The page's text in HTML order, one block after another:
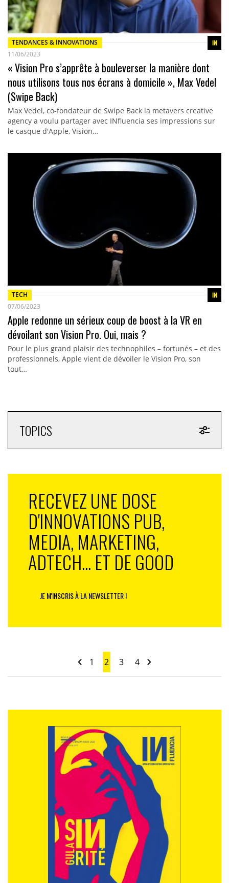
TENDANCES & INNOVATIONS
11/06/2023
« Vision Pro s’apprête à bouleverser la manière dont
nous utilisons tous nos écrans à domicile », Max Vedel
(Swipe Back)
Max Vedel, co-fondateur de Swipe Back la metavers creative
agency a voulu partager avec INfluencia ses impressions sur
le casque d'Apple, Vision…
TECH
07/06/2023
Apple redonne un sérieux coup de boost à la VR en
dévoilant son Vision Pro. Oui, mais ?
Pour le plus grand plaisir des technophiles – fortunés – et des
professionnels, Apple vient de dévoiler le Vision Pro, son
tout…
TOPICS
RECEVEZ UNE DOSE
D'INNOVATIONS PUB,
MEDIA, MARKETING,
ADTECH... ET DE GOOD
JE M'INSCRIS À LA NEWSLETTER !
1 2 3 4